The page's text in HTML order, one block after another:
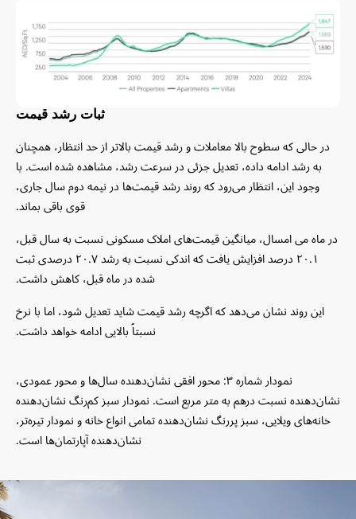
ثبات رشد قیمت
در حالی که سطوح بالا معاملات و رشد قیمت بالاتر از حد انتظار، همچنان
به رشد ادامه داده، تعدیل جزئی در سرعت رشد، مشاهده شده است. با
وجود این، انتظار می‌رود که روند رشد قیمت‌ها در نیمه دوم سال جاری،
قوی باقی بماند.
در ماه می امسال، میانگین قیمت‌های املاک مسکونی نسبت به سال قبل،
۲۰.۱ درصد افزایش یافت که اندکی نسبت به رشد ۲۰.۷ درصدی ثبت
شده در ماه قبل، کاهش داشت.
این روند نشان می‌دهد که اگرچه رشد قیمت شاید تعدیل شود، اما با نرخ
نسبتاً بالایی ادامه خواهد داشت.
نمودار شماره ۳: محور افقی نشان‌دهنده سال‌ها و محور عمودی،
نشان‌دهنده نسبت درهم به متر مربع است. نمودار سبز کم‌رنگ نشان‌دهنده
خانه‌های ‌ویلایی، سبز پررنگ نشان‌دهنده تمامی انواع خانه و نمودار تیره‌تر،
نشان‌دهنده آپارتمان‌ها است.